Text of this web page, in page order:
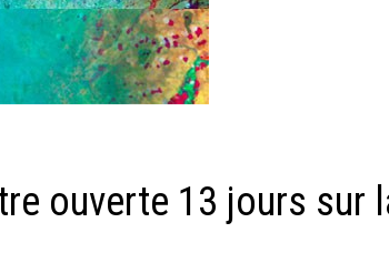
ouverte 13 jours sur